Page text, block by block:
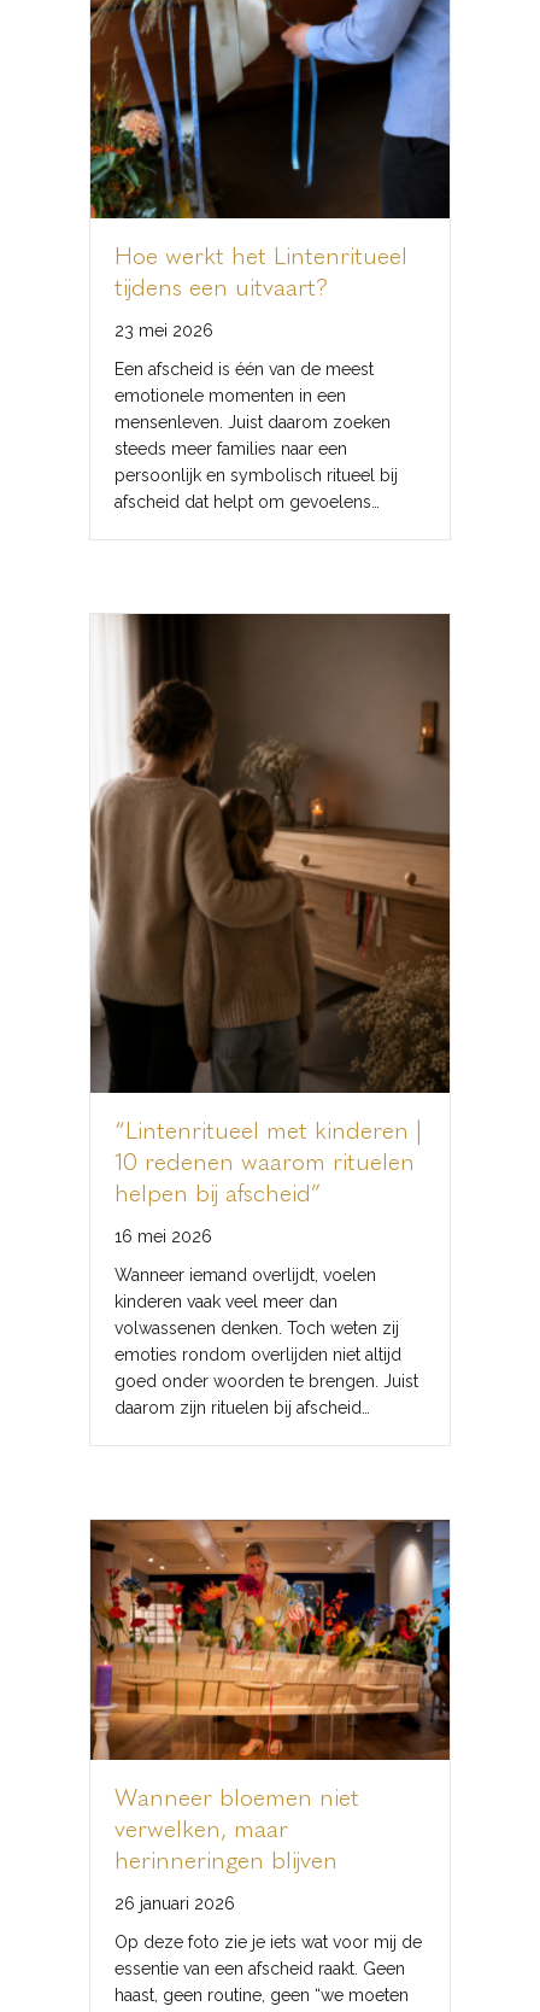
Hoe werkt het Lintenritueel
tijdens een uitvaart?
23 mei 2026
Een afscheid is één van de meest
emotionele momenten in een
mensenleven. Juist daarom zoeken
steeds meer families naar een
persoonlijk en symbolisch ritueel bij
afscheid dat helpt om gevoelens…
“Lintenritueel met kinderen |
10 redenen waarom rituelen
helpen bij afscheid”
16 mei 2026
Wanneer iemand overlijdt, voelen
kinderen vaak veel meer dan
volwassenen denken. Toch weten zij
emoties rondom overlijden niet altijd
goed onder woorden te brengen. Juist
daarom zijn rituelen bij afscheid…
Wanneer bloemen niet
verwelken, maar
herinneringen blijven
26 januari 2026
Op deze foto zie je iets wat voor mij de
essentie van een afscheid raakt. Geen
haast, geen routine, geen “we moeten